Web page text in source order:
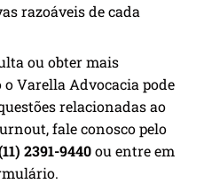
razoáveis de cada
ou obter mais
Varella Advocacia pode
relacionadas ao
fale conosco pelo
2391-9440ou entre em